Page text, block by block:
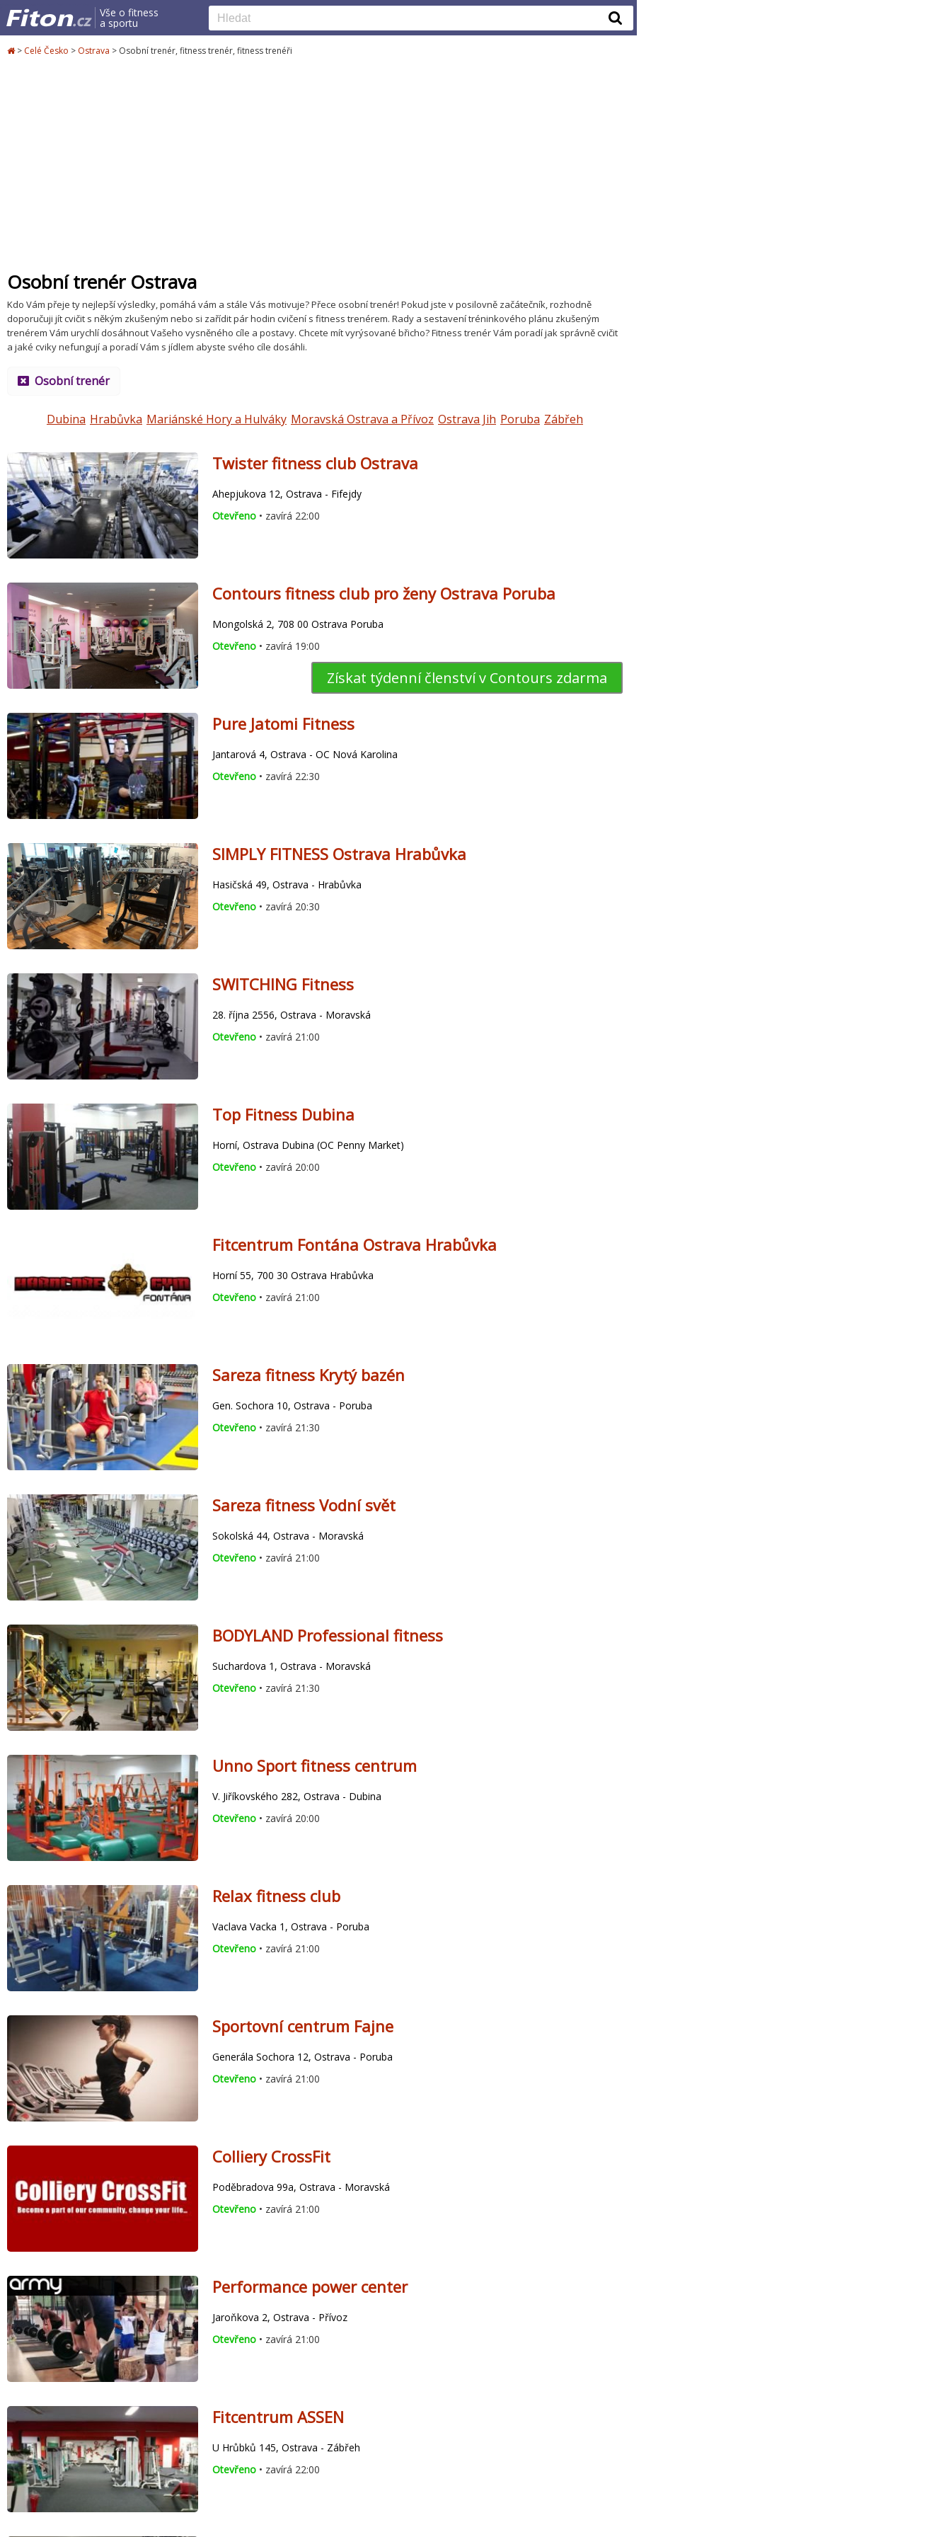
Vše o fitness
a sportu
> Celé Česko > Ostrava > Osobní trenér, fitness trenér, fitness trenéři
Osobní trenér Ostrava
Kdo Vám přeje ty nejlepší výsledky, pomáhá vám a stále Vás motivuje? Přece osobní trenér! Pokud jste v posilovně začátečník, rozhodně
doporučuji jít cvičit s někým zkušeným nebo si zařídit pár hodin cvičení s fitness trenérem. Rady a sestavení tréninkového plánu zkušeným
trenérem Vám urychlí dosáhnout Vašeho vysněného cíle a postavy. Chcete mít vyrýsované břicho? Fitness trenér Vám poradí jak správně cvičit
a jaké cviky nefungují a poradí Vám s jídlem abyste svého cíle dosáhli.
Osobní trenér
Dubina Hrabůvka Mariánské Hory a Hulváky Moravská Ostrava a Přívoz Ostrava Jih Poruba Zábřeh
Twister fitness club Ostrava
Ahepjukova 12, Ostrava - Fifejdy
Otevřeno • zavírá 22:00
Contours fitness club pro ženy Ostrava Poruba
Mongolská 2, 708 00 Ostrava Poruba
Otevřeno • zavírá 19:00
Získat týdenní členství v Contours zdarma
Pure Jatomi Fitness
Jantarová 4, Ostrava - OC Nová Karolina
Otevřeno • zavírá 22:30
SIMPLY FITNESS Ostrava Hrabůvka
Hasičská 49, Ostrava - Hrabůvka
Otevřeno • zavírá 20:30
SWITCHING Fitness
28. října 2556, Ostrava - Moravská
Otevřeno • zavírá 21:00
Top Fitness Dubina
Horní, Ostrava Dubina (OC Penny Market)
Otevřeno • zavírá 20:00
Fitcentrum Fontána Ostrava Hrabůvka
Horní 55, 700 30 Ostrava Hrabůvka
Otevřeno • zavírá 21:00
Sareza fitness Krytý bazén
Gen. Sochora 10, Ostrava - Poruba
Otevřeno • zavírá 21:30
Sareza fitness Vodní svět
Sokolská 44, Ostrava - Moravská
Otevřeno • zavírá 21:00
BODYLAND Professional fitness
Suchardova 1, Ostrava - Moravská
Otevřeno • zavírá 21:30
Unno Sport fitness centrum
V. Jiříkovského 282, Ostrava - Dubina
Otevřeno • zavírá 20:00
Relax fitness club
Vaclava Vacka 1, Ostrava - Poruba
Otevřeno • zavírá 21:00
Sportovní centrum Fajne
Generála Sochora 12, Ostrava - Poruba
Otevřeno • zavírá 21:00
Colliery CrossFit
Poděbradova 99a, Ostrava - Moravská
Otevřeno • zavírá 21:00
Performance power center
Jaroňkova 2, Ostrava - Přívoz
Otevřeno • zavírá 21:00
Fitcentrum ASSEN
U Hrůbků 145, Ostrava - Zábřeh
Otevřeno • zavírá 22:00